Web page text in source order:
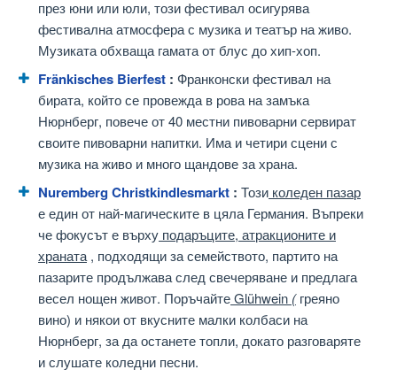
през юни или юли, този фестивал осигурява
фестивална атмосфера с музика и театър на живо.
Музиката обхваща гамата от блус до хип-хоп.
Fränkisches Bierfest : Франконски фестивал на
бирата, който се провежда в рова на замъка
Нюрнберг, повече от 40 местни пивоварни сервират
своите пивоварни напитки. Има и четири сцени с
музика на живо и много щандове за храна.
Nuremberg Christkindlesmarkt : Този коледен пазар
е един от най-магическите в цяла Германия. Въпреки
че фокусът е върху подаръците, атракционите и
храната , подходящи за семейството, партито на
пазарите продължава след свечеряване и предлага
весел нощен живот. ПоръчайтеGlühwein (греяно
вино) и някои от вкусните малки колбаси на
Нюрнберг, за да останете топли, докато разговаряте
и слушате коледни песни.